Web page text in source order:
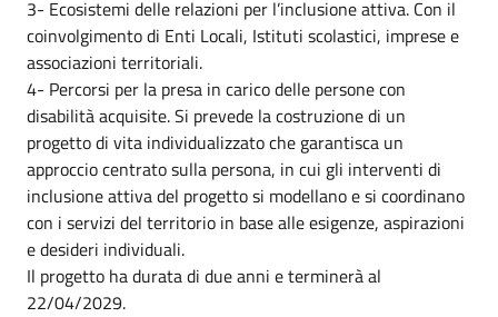
3- Ecosistemi delle relazioni per l’inclusione attiva. Con il
coinvolgimento di Enti Locali, Istituti scolastici, imprese e
associazioni territoriali.
4- Percorsi per la presa in carico delle persone con
disabilità acquisite. Si prevede la costruzione di un
progetto di vita individualizzato che garantisca un
approccio centrato sulla persona, in cui gli interventi di
inclusione attiva del progetto si modellano e si coordinano
con i servizi del territorio in base alle esigenze, aspirazioni
e desideri individuali.
Il progetto ha durata di due anni e terminerà al
22/04/2029.